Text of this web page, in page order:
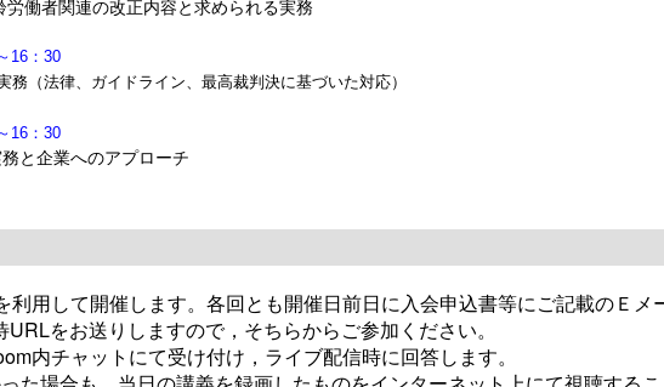
働者関連の改正内容と求められる実務
16：30
（法律、ガイドライン、最高裁判決に基づいた対応）
16：30
と企業へのアプローチ
利用して開催します。各回とも開催日前日に入会申込書等にご記載のＥメ
をお送りしますので，そちらからご参加ください。
内チャットにて受け付け，ライブ配信時に回答します。